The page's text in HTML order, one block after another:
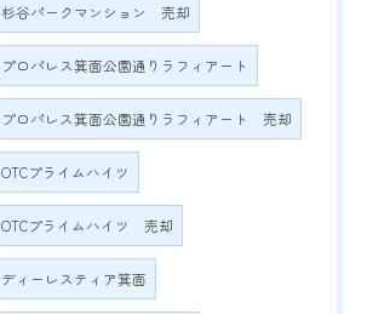
杉谷パークマンション 売却
プロパレス箕面公園通りラフィアート
プロパレス箕面公園通りラフィアート 売却
OTCプライムハイツ
OTCプライムハイツ 売却
ディーレスティア箕面